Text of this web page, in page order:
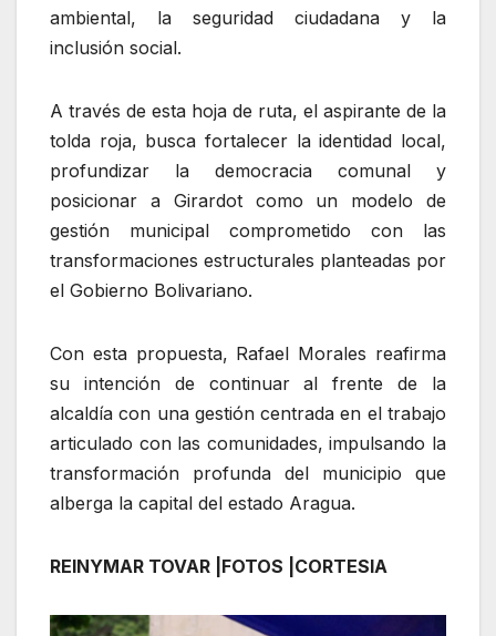
ambiental, la seguridad ciudadana y la
inclusión social.
A través de esta hoja de ruta, el aspirante de la
tolda roja, busca fortalecer la identidad local,
profundizar la democracia comunal y
posicionar a Girardot como un modelo de
gestión municipal comprometido con las
transformaciones estructurales planteadas por
el Gobierno Bolivariano.
Con esta propuesta, Rafael Morales reafirma
su intención de continuar al frente de la
alcaldía con una gestión centrada en el trabajo
articulado con las comunidades, impulsando la
transformación profunda del municipio que
alberga la capital del estado Aragua.
REINYMAR TOVAR |FOTOS |CORTESIA